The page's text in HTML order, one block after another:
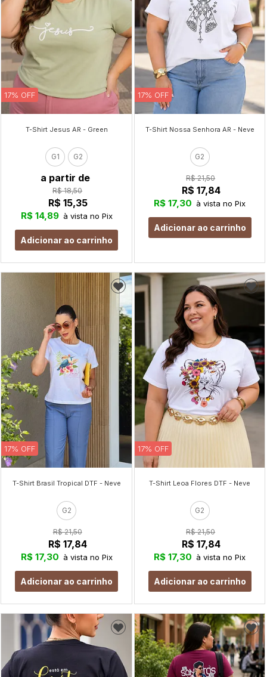
17% OFF
T-Shirt Jesus AR - Green
G1 G2
a partir de
R$ 18,50
R$ 15,35
R$ 14,89 à vista no Pix
Adicionar ao carrinho
17% OFF
T-Shirt Nossa Senhora AR - Neve
G2
R$ 21,50
R$ 17,84
R$ 17,30 à vista no Pix
Adicionar ao carrinho
17% OFF
T-Shirt Brasil Tropical DTF - Neve
G2
R$ 21,50
R$ 17,84
R$ 17,30 à vista no Pix
Adicionar ao carrinho
17% OFF
T-Shirt Leoa Flores DTF - Neve
G2
R$ 21,50
R$ 17,84
R$ 17,30 à vista no Pix
Adicionar ao carrinho